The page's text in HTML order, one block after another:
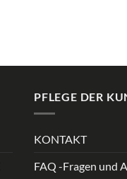
PFLEGE DER
KONTAKT
FAQ -Fragen und